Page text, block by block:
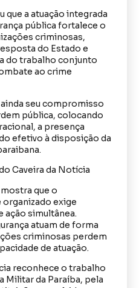
a atuação integrada
pública fortalece o
criminosas,
do Estado e
do trabalho conjunto
ao crime
seu compromisso
pública, colocando
a presença
efetivo à disposição da
Caveira da Notícia
que o
exige
ação simultânea.
atuam de forma
criminosas perdem
de atuação.
reconhece o trabalho
Militar da Paraíba, pela